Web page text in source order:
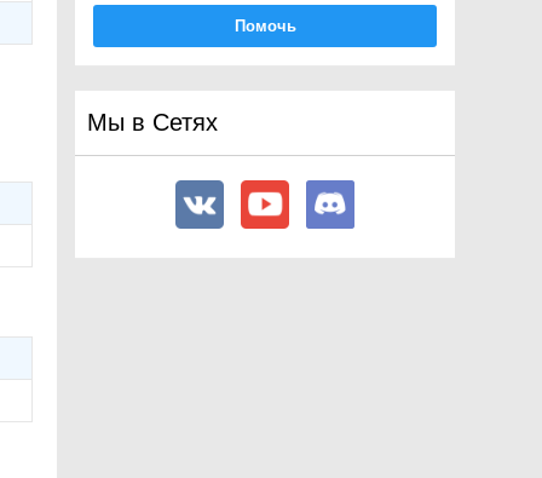
FlareLayer
FrameTiming
FrictionJoint2D
FrustumPlanes
Помочь
Мы в Сетях